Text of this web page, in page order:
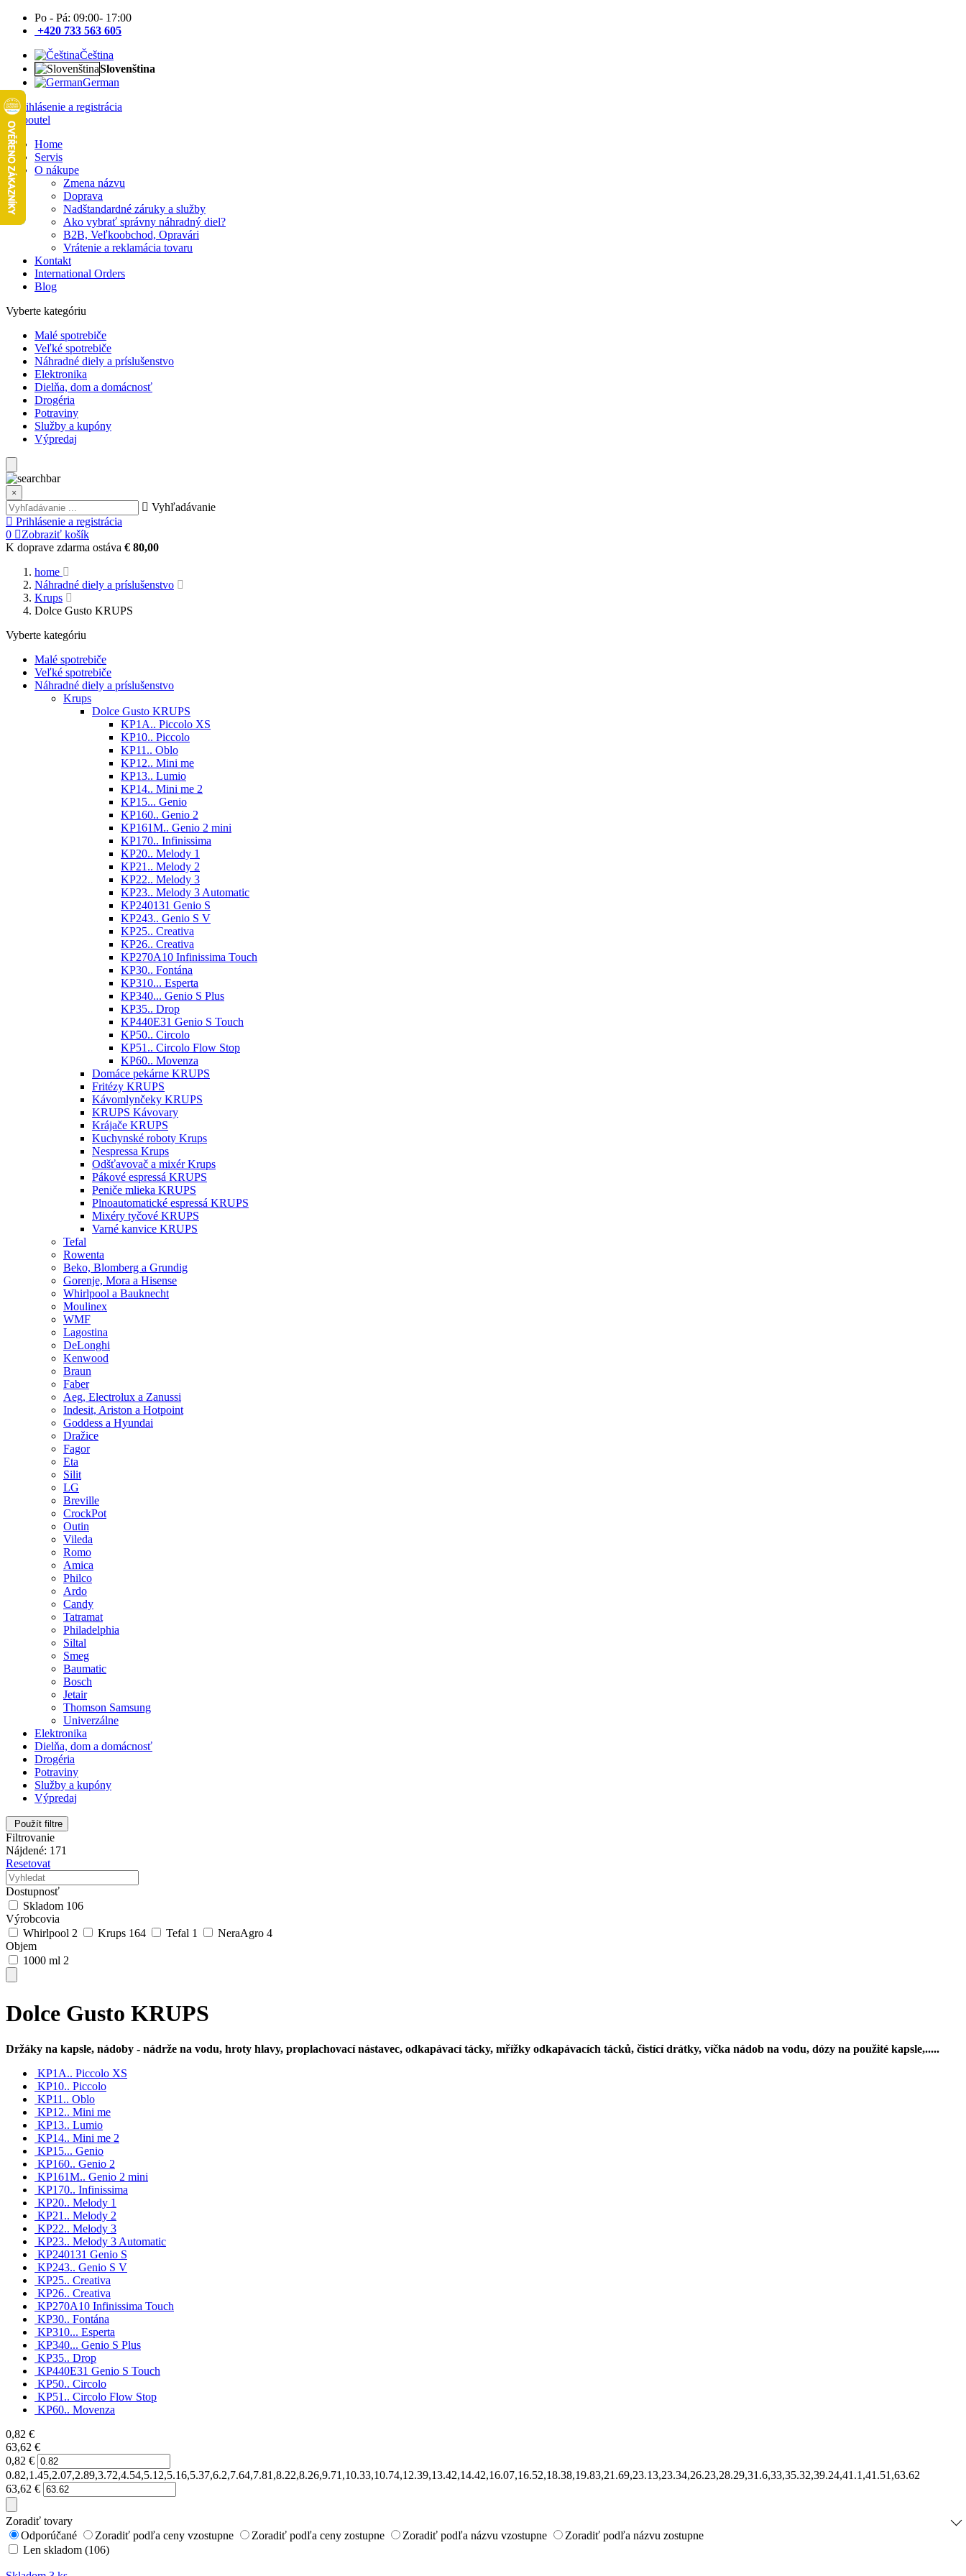
Po - Pá: 09:00- 17:00
+420 733 563 605
Čeština
Slovenština
German
Prihlásenie a registrácia
Home
Servis
O nákupe
Zmena názvu
Doprava
Nadštandardné záruky a služby
Ako vybrať správny náhradný diel?
B2B, Veľkoobchod, Opravári
Vrátenie a reklamácia tovaru
Kontakt
International Orders
Blog
Vyberte kategóriu
Malé spotrebiče
Veľké spotrebiče
Náhradné diely a príslušenstvo
Elektronika
Dielňa, dom a domácnosť
Drogéria
Potraviny
Služby a kupóny
Výpredaj
×
Vyhľadávanie
Prihlásenie a registrácia
0
Zobraziť košík
K doprave zdarma ostáva € 80,00
home
Náhradné diely a príslušenstvo
Krups
Dolce Gusto KRUPS
Vyberte kategóriu
Malé spotrebiče
Veľké spotrebiče
Náhradné diely a príslušenstvo
Krups
Dolce Gusto KRUPS
KP1A.. Piccolo XS
KP10.. Piccolo
KP11.. Oblo
KP12.. Mini me
KP13.. Lumio
KP14.. Mini me 2
KP15... Genio
KP160.. Genio 2
KP161M.. Genio 2 mini
KP170.. Infinissima
KP20.. Melody 1
KP21.. Melody 2
KP22.. Melody 3
KP23.. Melody 3 Automatic
KP240131 Genio S
KP243.. Genio S V
KP25.. Creativa
KP26.. Creativa
KP270A10 Infinissima Touch
KP30.. Fontána
KP310... Esperta
KP340... Genio S Plus
KP35.. Drop
KP440E31 Genio S Touch
KP50.. Circolo
KP51.. Circolo Flow Stop
KP60.. Movenza
Domáce pekárne KRUPS
Fritézy KRUPS
Kávomlynčeky KRUPS
KRUPS Kávovary
Krájače KRUPS
Kuchynské roboty Krups
Nespressa Krups
Odšťavovač a mixér Krups
Pákové espressá KRUPS
Peniče mlieka KRUPS
Plnoautomatické espressá KRUPS
Mixéry tyčové KRUPS
Varné kanvice KRUPS
Tefal
Rowenta
Beko, Blomberg a Grundig
Gorenje, Mora a Hisense
Whirlpool a Bauknecht
Moulinex
WMF
Lagostina
DeLonghi
Kenwood
Braun
Faber
Aeg, Electrolux a Zanussi
Indesit, Ariston a Hotpoint
Goddess a Hyundai
Dražice
Fagor
Eta
Silit
LG
Breville
CrockPot
Outin
Vileda
Romo
Amica
Philco
Ardo
Candy
Tatramat
Philadelphia
Siltal
Smeg
Baumatic
Bosch
Jetair
Thomson Samsung
Univerzálne
Elektronika
Dielňa, dom a domácnosť
Drogéria
Potraviny
Služby a kupóny
Výpredaj
Použít filtre
Filtrovanie
Nájdené: 171
Resetovat
Dostupnosť
Skladom 106
Výrobcovia
Whirlpool 2 Krups 164 Tefal 1 NeraAgro 4
Objem
1000 ml 2
Dolce Gusto KRUPS
Držáky na kapsle, nádoby - nádrže na vodu, hroty hlavy, proplachovací nástavec, odkapávací tácky, mřížky odkapávacích tácků, čistící drátky, víčka nádob na vodu, dózy na použité kapsle,.....
KP1A.. Piccolo XS
KP10.. Piccolo
KP11.. Oblo
KP12.. Mini me
KP13.. Lumio
KP14.. Mini me 2
KP15... Genio
KP160.. Genio 2
KP161M.. Genio 2 mini
KP170.. Infinissima
KP20.. Melody 1
KP21.. Melody 2
KP22.. Melody 3
KP23.. Melody 3 Automatic
KP240131 Genio S
KP243.. Genio S V
KP25.. Creativa
KP26.. Creativa
KP270A10 Infinissima Touch
KP30.. Fontána
KP310... Esperta
KP340... Genio S Plus
KP35.. Drop
KP440E31 Genio S Touch
KP50.. Circolo
KP51.. Circolo Flow Stop
KP60.. Movenza
0,82 €
63,62 €
0,82 €
0.82,1.45,2.07,2.89,3.72,4.54,5.12,5.16,5.37,6.2,7.64,7.81,8.22,8.26,9.71,10.33,10.74,12.39,13.42,14.42,16.07,16.52,18.38,19.83,21.69,23.13,23.34,26.23,28.29,31.6,33,35.32,39.24,41.1,41.51,63.62
63,62 €
Zoradiť tovary
Odporúčané
Zoradiť podľa ceny vzostupne Zoradiť podľa ceny zostupne Zoradiť podľa názvu vzostupne
Zoradiť podľa názvu zostupne
Len skladom (106)